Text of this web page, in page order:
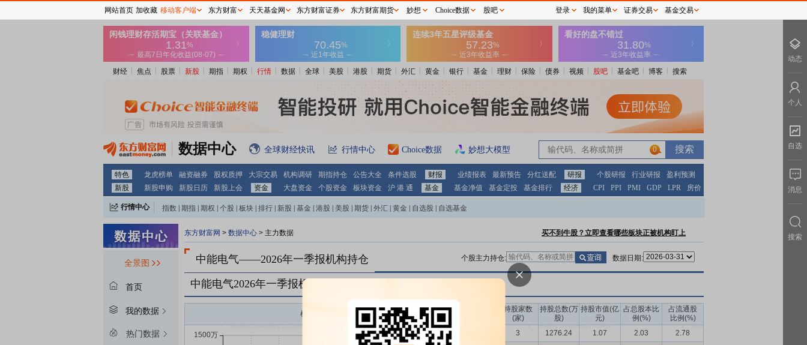
财经 焦点 股票 新股 期指 期权 行情 数据 全球 美股 港股 期货 外汇 黄金 银行 基金 理财 保险 债券 视频 股吧 基金吧 博客 搜索
数据中心 全球财经快讯 行情中心 Choice数据 妙想大模型 0
特色 龙虎榜单 融资融券 股权质押 大宗交易 机构调研 期指持仓 公告大全 条件选股 财报 业绩报表 最新预告 分红送配 研报 个股研报 行业研报
盈利预测
新股
新股申购 新股日历 新股上会 资金 大盘资金 个股资金 板块资金 沪 港 通 基金 基金净值 基金定投 基金排行 经济 CPI PPI PMI GDP LPR 房价
行情中心 指数 期指 期权 个股 板块 排行 新股 基金 港股 美股 期货 外汇 黄金 自选股 自选基金
全景图
首页
我的数据
热门数据
东方财富网 > 数据中心 > 主力数据 买不到牛股？立即查看哪些板块正被机构盯上
中能电气——2026年一季报机构持仓 个股主力持仓: 数据日期:
中能电气2026年一季报机构持仓一览
机构持股(万)
持股家数
(家)
持股总数(万
股)
持股市值(亿
元)
占总股本比
例(%)
占流通股
比例(%)
3 1276.24 1.07 2.03
2.78
网站首页 加收藏 移动客户端 东方财富 天天基金网 东方财富证券 东方财富期货 妙想 Choice数据 股吧 登录 我的菜单 证券交易 基金交易
动态
个人
自选
消息
搜索